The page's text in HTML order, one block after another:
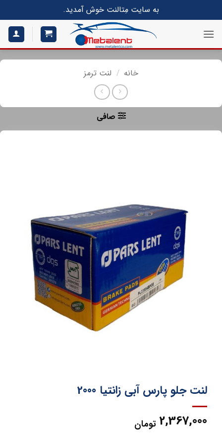
به سایت مِتالنت خوش آمدید.
خانه / لنت ترمز
صافی
لنت جلو پارس آبی زانتیا 2000
2,367,000 تومان